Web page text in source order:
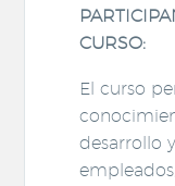
CURSO:
El curso
desarrollo